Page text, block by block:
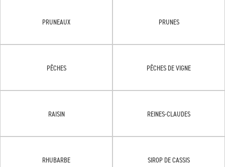
PRUNEAUX PRUNES
PÊCHES PÊCHES DE VIGNE
RAISIN REINES-CLAUDES
RHUBARBE SIROP DE CASSIS